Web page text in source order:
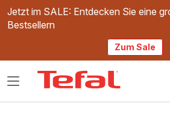
Jetzt im SALE: Entdecken Sie eine
Bestsellern
Zum Sale
Das